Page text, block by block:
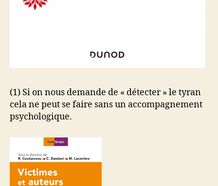
(1) Si on nous demande de « détecter » le tyran
cela ne peut se faire sans un accompagnement
psychologique.